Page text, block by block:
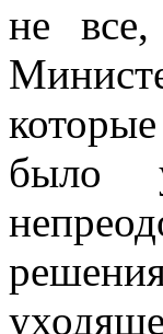
не
было